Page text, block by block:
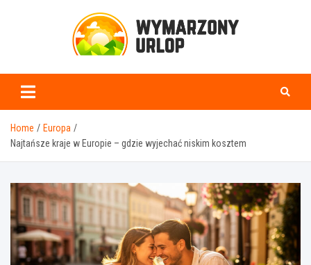
Home
Europa
Najtańsze kraje w Europie – gdzie wyjechać niskim kosztem